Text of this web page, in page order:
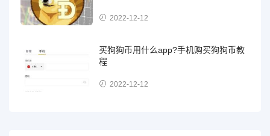
2022-12-12
买狗狗币用什么app?手机购买狗狗币教
程
2022-12-12